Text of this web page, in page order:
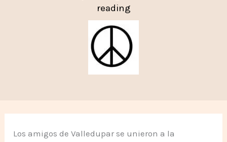
reading
Los amigos de Valledupar se unieron a la